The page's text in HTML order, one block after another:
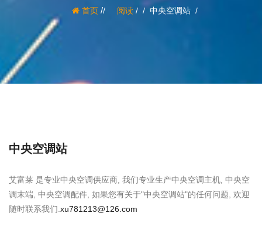
首页/ 阅读/ 中央空调站
中央空调站
艾富莱 是专业中央空调供应商, 我们专业生产中央空调主机, 中央空
调末端, 中央空调配件, 如果您有关于"中央空调站"的任何问题, 欢迎
随时联系我们. xu781213@126.com